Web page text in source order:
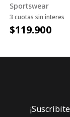
Sportswear
3 cuotas sin interes
$119.900